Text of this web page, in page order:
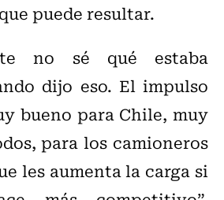
puede resultar.
no sé qué estaba
dijo eso. El impulso
bueno para Chile, muy
para los camioneros
les aumenta la carga si